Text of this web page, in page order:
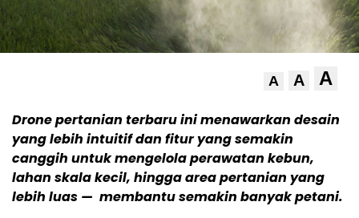
A A A
Drone pertanian terbaru ini menawarkan desain
yang lebih intuitif dan fitur yang semakin
canggih untuk mengelola perawatan kebun,
lahan skala kecil, hingga area pertanian yang
lebih luas — membantu semakin banyak petani.